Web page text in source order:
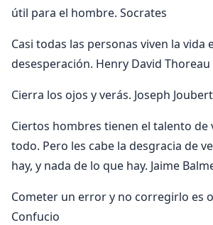
útil para el hombre. Socrates
Casi todas las personas viven la vida
desesperación. Henry David Thoreau
Cierra los ojos y verás. Joseph Joubert
Ciertos hombres tienen el talento de
todo. Pero les cabe la desgracia de
hay, y nada de lo que hay. Jaime
Cometer un error y no corregirlo es
Confucio